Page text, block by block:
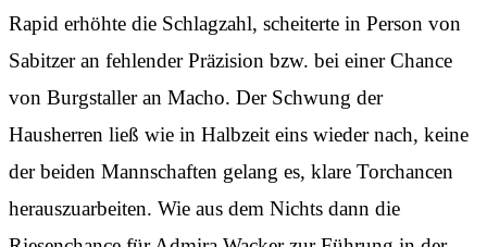
Rapid erhöhte die Schlagzahl, scheiterte in Person von
Sabitzer an fehlender Präzision bzw. bei einer Chance
von Burgstaller an Macho. Der Schwung der
Hausherren ließ wie in Halbzeit eins wieder nach, keine
der beiden Mannschaften gelang es, klare Torchancen
herauszuarbeiten. Wie aus dem Nichts dann die